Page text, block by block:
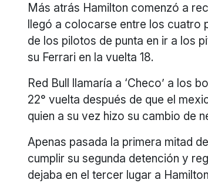
Más atrás Hamilton comenzó a
llegó a colocarse entre los cuatro
de los pilotos de punta en ir a los
su Ferrari en la vuelta 18.
Red Bull llamaría a ‘Checo’ a los
22° vuelta después de que el
quien a su vez hizo su cambio de
Apenas pasada la primera mitad
cumplir su segunda detención y
dejaba en el tercer lugar a